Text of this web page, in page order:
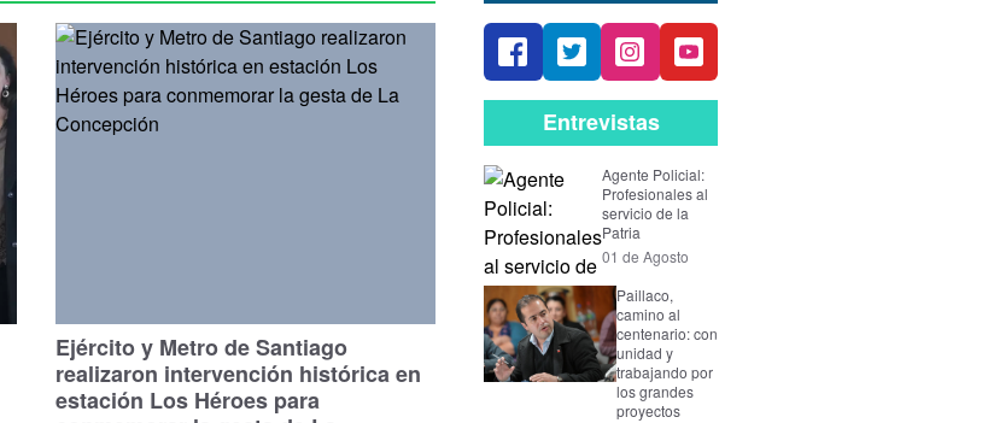
Ejército y Metro de Santiago
realizaron intervención histórica en
estación Los Héroes para
Entrevistas
Agente Policial:
Profesionales al
servicio de la
Patria
01 de Agosto
Paillaco,
camino al
centenario: con
unidad y
trabajando por
los grandes
proyectos